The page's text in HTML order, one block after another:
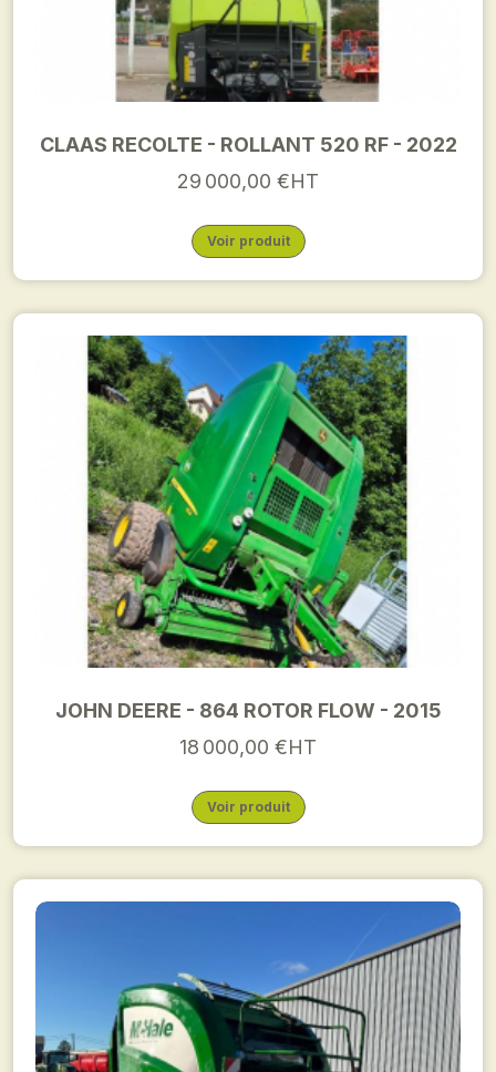
CLAAS RECOLTE - ROLLANT 520 RF - 2022
29 000,00 €HT
Voir produit
JOHN DEERE - 864 ROTOR FLOW - 2015
18 000,00 €HT
Voir produit